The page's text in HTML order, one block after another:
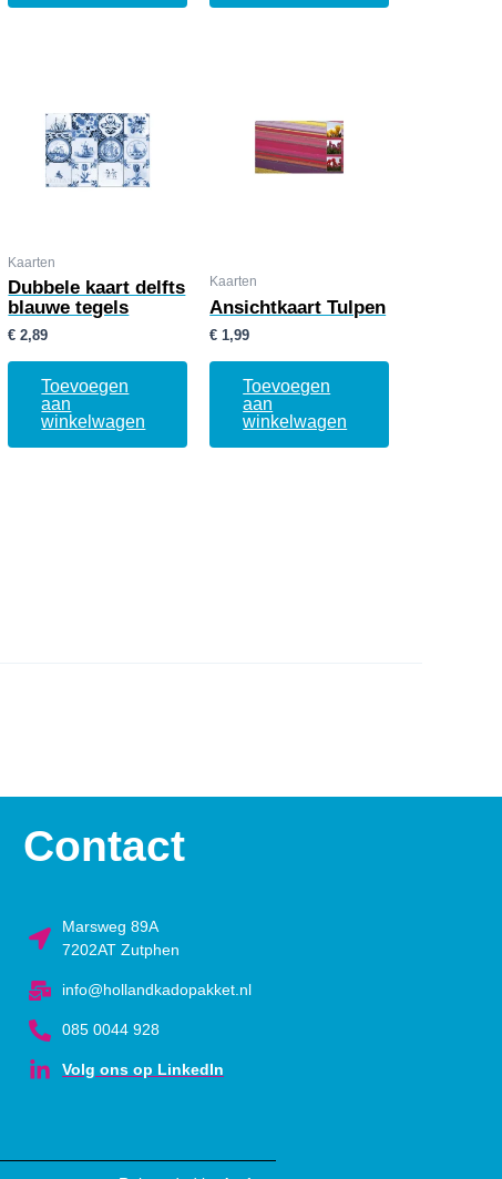
Kaarten
Dubbele kaart delfts
blauwe tegels
€ 2,89
Toevoegen
aan
winkelwagen
Kaarten
Ansichtkaart Tulpen
€ 1,99
Toevoegen
aan
winkelwagen
Contact
Marsweg 89A
7202AT Zutphen
info@hollandkadopakket.nl
085 0044 928
Volg ons op LinkedIn